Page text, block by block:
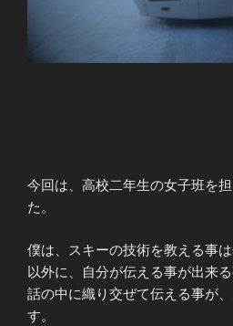
今回は、高校二年生の女子班を
た。
僕は、スキーの技術を教える事
以外に、自分が伝える事が出来
話の中に織り交ぜて伝える事が
す。